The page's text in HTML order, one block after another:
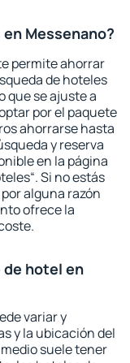
Messenano?
permite ahorrar
de hoteles
que se ajuste a
por el paquete
ahorrarse hasta
y reserva
en la página
Si no estás
alguna razón
ofrece la
de hotel en
variar y
y la ubicación del
suele tener